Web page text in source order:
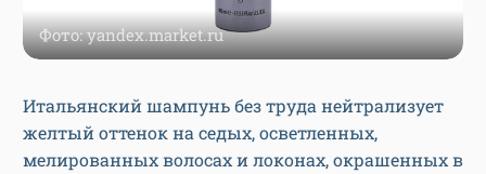
Фото: yandex.market.ru
Итальянский шампунь без труда нейтрализует
желтый оттенок на седых, осветленных,
мелированных волосах и локонах, окрашенных в